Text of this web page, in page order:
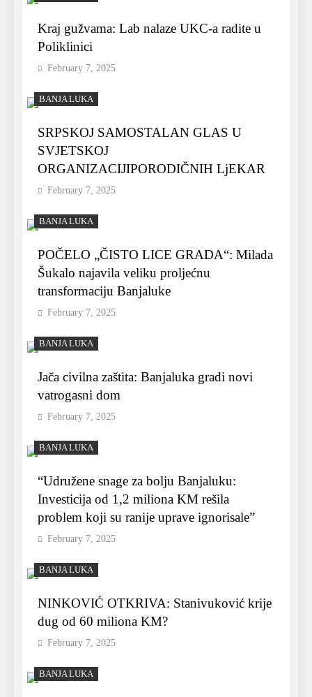
Kraj gužvama: Lab nalaze UKC-a radite u
Poliklinici
February 7, 2025
BANJA LUKA
SRPSKOJ SAMOSTALAN GLAS U
SVJETSKOJ
ORGANIZACIJIPORODIČNIH LjEKAR
February 7, 2025
BANJA LUKA
POČELO „ČISTO LICE GRADA“: Milada
Šukalo najavila veliku proljećnu
transformaciju Banjaluke
February 7, 2025
BANJA LUKA
Jača civilna zaštita: Banjaluka gradi novi
vatrogasni dom
February 7, 2025
BANJA LUKA
“Udružene snage za bolju Banjaluku:
Investicija od 1,2 miliona KM rešila
problem koji su ranije uprave ignorisale”
February 7, 2025
BANJA LUKA
NINKOVIĆ OTKRIVA: Stanivuković krije
dug od 60 miliona KM?
February 7, 2025
BANJA LUKA